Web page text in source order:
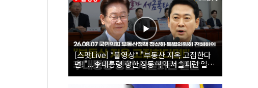
[스팟Live] *풀영상* "부동산 지옥 고집한다
면!"...李대통령 향한 장동혁의 서슬퍼런 일갈
| 26.08.07 국민의힘 부동산정책 정상화 특별
위원회 전체회의